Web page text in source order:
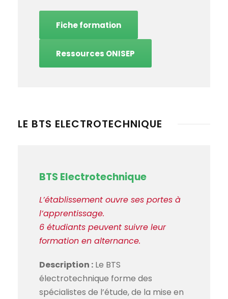
Fiche formation
Ressources ONISEP
LE BTS ELECTROTECHNIQUE
BTS Electrotechnique
L’établissement ouvre ses portes à
l’apprentissage.
6 étudiants peuvent suivre leur
formation en alternance.
Description : Le BTS
électrotechnique forme des
spécialistes de l’étude, de la mise en